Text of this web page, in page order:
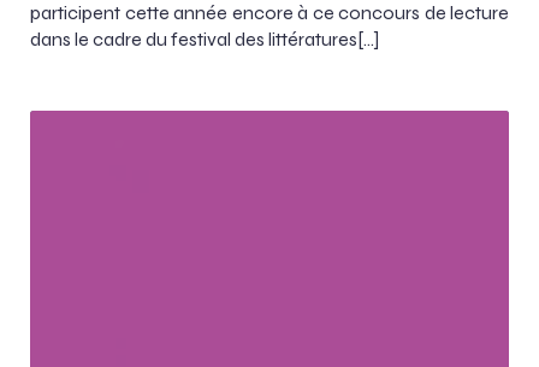
participent cette année encore à ce concours de lecture
dans le cadre du festival des littératures[…]